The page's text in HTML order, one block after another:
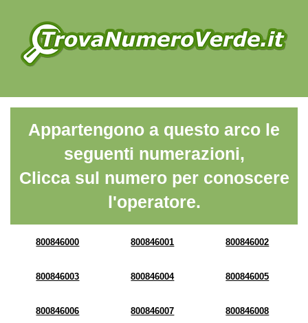
Appartengono a questo arco le
seguenti numerazioni,
Clicca sul numero per conoscere
l'operatore.
800846000 800846001 800846002
800846003 800846004 800846005
800846006 800846007 800846008